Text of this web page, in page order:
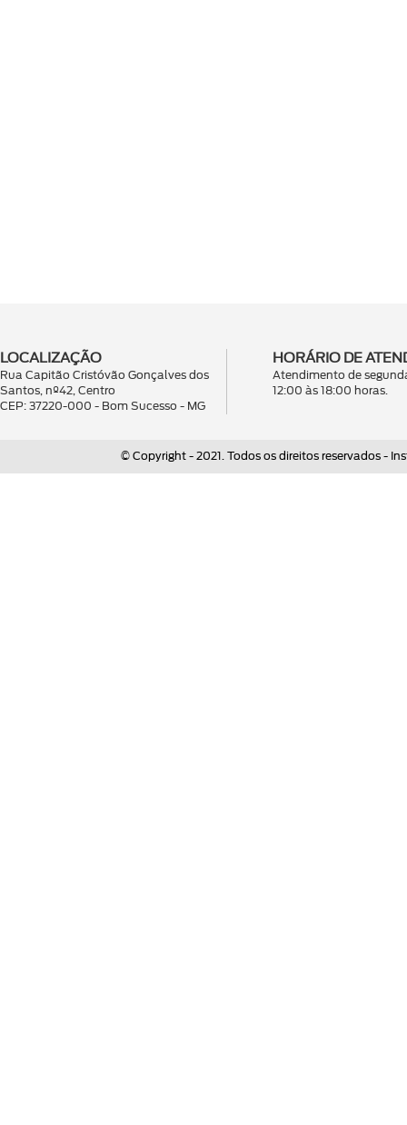
LOCALIZAÇÃO
Rua Capitão Cristóvão Gonçalves dos
Santos, nº42, Centro
CEP: 37220-000 - Bom Sucesso - MG
HORÁRIO DE
Atendimento de
12:00 às 18:00 horas.
© Copyright - 2021. Todos os direitos reservados -